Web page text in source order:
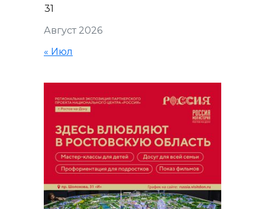
Август 2026
31
« Июл